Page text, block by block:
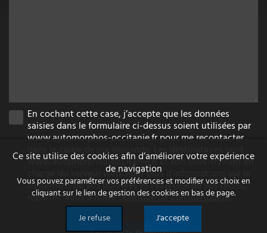
En cochant cette case, j’accepte que les données
saisies dans le formulaire ci-dessus soient utilisées par
www.automorphos-occitanie.fr pour me recontacter
dans le cadre de ma demande. Les destinataires sont
www.automorphos-occitanie.fr et son sous-traitant en
charge du serveur web. Pour plus d'informations sur le
traitement de vos données et l'exercice de vos droits,
reportez-vous à notrepolitique de confidentialité.
Ce site utilise des cookies afin d’améliorer votre expérience
de navigation
Vous pouvez paramétrer vos préférences et modifier vos choix en
cliquant sur le lien de gestion des cookies en bas de page.
Je refuse
J'accepte